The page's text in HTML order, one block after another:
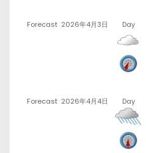
Forecast 2026年4月3日 Day
Forecast 2026年4月4日 Day